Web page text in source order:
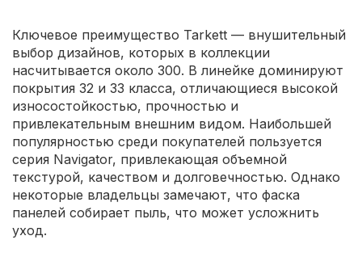
Ключевое преимущество Tarkett — внушительный
выбор дизайнов, которых в коллекции
насчитывается около 300. В линейке доминируют
покрытия 32 и 33 класса, отличающиеся высокой
износостойкостью, прочностью и
привлекательным внешним видом. Наибольшей
популярностью среди покупателей пользуется
серия Navigator, привлекающая объемной
текстурой, качеством и долговечностью. Однако
некоторые владельцы замечают, что фаска
панелей собирает пыль, что может усложнить
уход.